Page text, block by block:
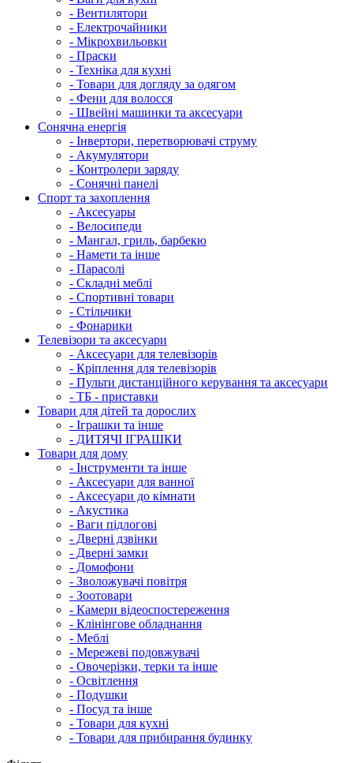
- Вентилятори
- Електрочайники
- Мікрохвильовки
- Праски
- Техніка для кухні
- Товари для догляду за одягом
- Фени для волосся
- Швейні машинки та аксесуари
Сонячна енергія
- Інвертори, перетворювачі струму
- Акумулятори
- Контролери заряду
- Сонячні панелі
Спорт та захоплення
- Аксесуары
- Велосипеди
- Мангал, гриль, барбекю
- Намети та інше
- Парасолі
- Складні меблі
- Спортивні товари
- Стільчики
- Фонарики
Телевізори та аксесуари
- Аксесуари для телевізорів
- Кріплення для телевізорів
- Пульти дистанційного керування та аксесуари
- ТБ - приставки
Товари для дітей та дорослих
- Іграшки та інше
- ДИТЯЧІ ІГРАШКИ
Товари для дому
- Інструменти та інше
- Аксесуари для ванної
- Аксесуари до кімнати
- Акустика
- Ваги підлогові
- Дверні дзвінки
- Дверні замки
- Домофони
- Зволожувачі повітря
- Зоотовари
- Камери відеоспостереження
- Клінінгове обладнання
- Меблі
- Мережеві подовжувачі
- Овочерізки, терки та інше
- Освітлення
- Подушки
- Посуд та інше
- Товари для кухні
- Товари для прибирання будинку